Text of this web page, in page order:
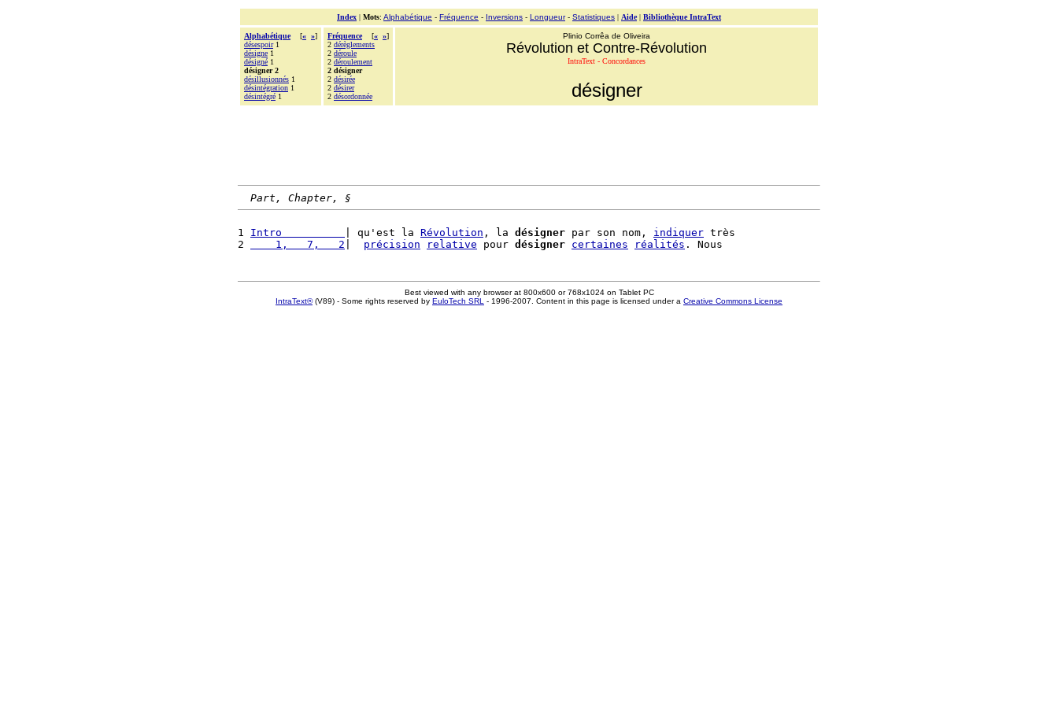
Index | Mots: Alphabétique - Fréquence - Inversions - Longueur- Statistiques | Aide| Bibliothèque IntraText
Alphabétique [« »]
désespoir1
désigne 1
désigné 1
désigner 2
désillusionnés 1
désintégration 1
désintégré 1
Fréquence [« »]
2 dérèglements
2 déroule
2 déroulement
2 désigner
2 désirée
2 désirer
2 désordonnée
Plinio Corrêa de Oliveira
Révolution et Contre-Révolution
IntraText - Concordances
désigner
Part, Chapter, §
1 Intro | qu'est la Révolution , la désigner par son nom, indiquer très
2
    1,   7,   2
précision relative pour désigner certaines réalités
Best viewed with any browser at 800x600 or 768x1024 on Tablet PC
IntraText®(V89) - Some rights reserved by EuloTech SRL - 1996-2007. Content in this page is licensed under a Creative Commons License